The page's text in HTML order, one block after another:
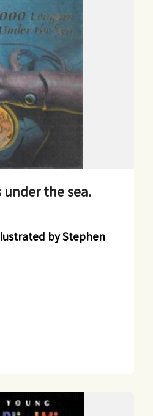
under the sea.
by Stephen